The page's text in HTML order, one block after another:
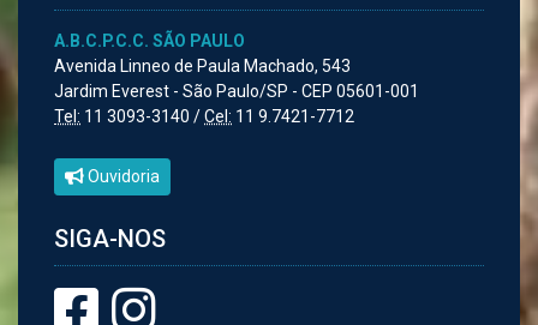
A.B.C.P.C.C. SÃO PAULO
Avenida Linneo de Paula Machado, 543
Jardim Everest - São Paulo/SP - CEP 05601-001
Tel: 11 3093-3140 /Cel: 11 9.7421-7712
Ouvidoria
SIGA-NOS